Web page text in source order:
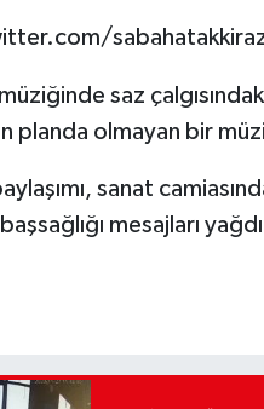
saz
planda olmayan bir
sanat
mesajları